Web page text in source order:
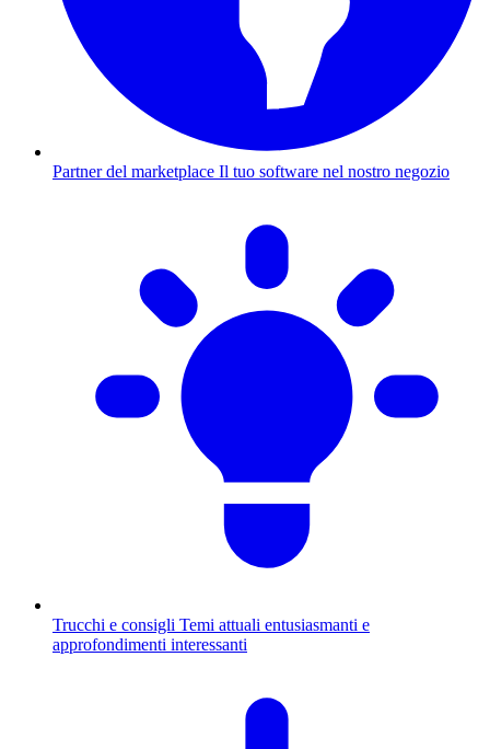
Partner del marketplace Il tuo software nel nostro negozio
Trucchi e consigli Temi attuali entusiasmanti e
approfondimenti interessanti